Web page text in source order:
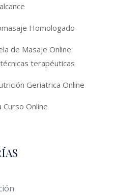
Homologado
de Masaje Online:
terapéuticas
Geriatrica Online
Curso Online